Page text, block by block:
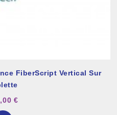
FiberScript Vertical Sur
€